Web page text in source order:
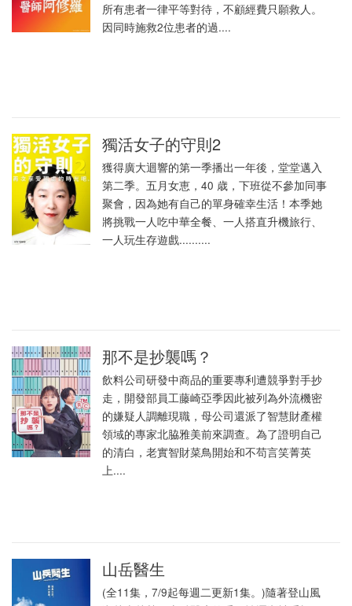
所有患者一律平等對待，不顧經費只願救人。
因同時施救2位患者的過....
獨活女子的守則2
獲得廣大迴響的第一季播出一年後，堂堂邁入
第二季。五月女恵，40 歳，下班從不參加同事
聚會，因為她有自己的單身確幸生活！本季她
將挑戰一人吃中華全餐、一人搭直升機旅行、
一人玩生存遊戲..........
那不是抄襲嗎？
飲料公司研發中商品的重要專利遭競爭對手抄
走，開發部員工藤崎亞季因此被列為外流機密
的嫌疑人調離現職，母公司還派了智慧財產權
領域的專家北脇雅美前來調查。為了證明自己
的清白，老實智財菜鳥開始和不苟言笑菁英
上....
山岳醫生
(全11集，7/9起每週二更新1集。)隨著登山風